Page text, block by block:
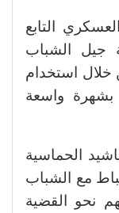
التابع
جيل الشباب
استخدام
بشهرة واسعة
الحماسية
مع الشباب
نحو القضية